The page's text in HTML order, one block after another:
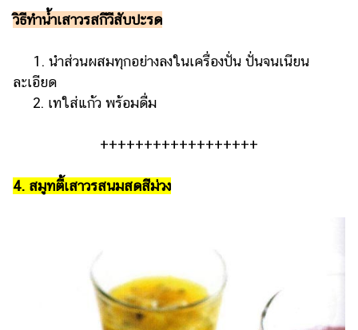
วิธีทำน้ำเสาวรสกีวีสับปะรด
1. นำส่วนผสมทุกอย่างลงในเครื่องปั่น ปั่นจนเนียน
ละเอียด
2. เทใส่แก้ว พร้อมดื่ม
++++++++++++++++++
4. สมูทตี้เสาวรสนมสดสีม่วง